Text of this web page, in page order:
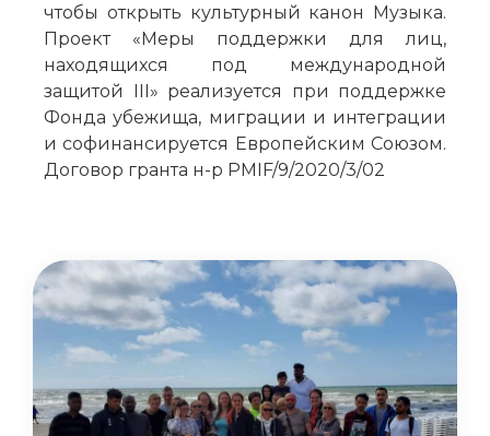
чтобы открыть культурный канон Музыка.
Проект «Меры поддержки для лиц,
находящихся под международной
защитой III» реализуется при поддержке
Фонда убежища, миграции и интеграции
и софинансируется Европейским Союзом.
Договор гранта н-р PMIF/9/2020/3/02